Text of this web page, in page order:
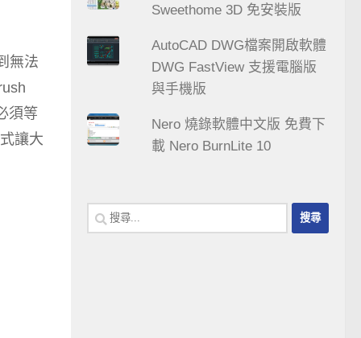
無法
須等
讓大
Sweethome 3D 免安裝版
AutoCAD DWG檔案開啟軟體
DWG FastView 支援電腦版
與手機版
Nero 燒錄軟體中文版 免費下
載 Nero BurnLite 10
搜
尋